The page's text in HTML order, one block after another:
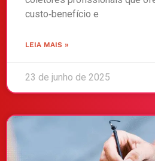
custo‑benefício e
LEIA MAIS »
23 de junho de 2025